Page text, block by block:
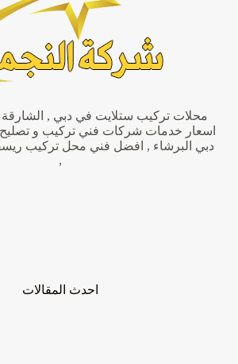
محلات تركيب ستلايت في دبي ,
اسعار خدمات شركات فني تركيب و
دبي البرشاء , افضل فني محل تركيب
,
احدث المقالات